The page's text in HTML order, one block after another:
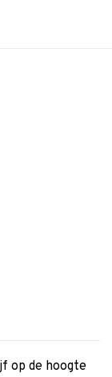
op de hoogte